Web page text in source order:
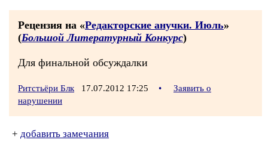
Рецензия на «Редакторские анучки. Июль»
(Большой Литературный Конкурс)
Для финальной обсуждалки
Ритстьёри Блк 17.07.2012 17:25 •
Заявить о
нарушении
+ добавить замечания